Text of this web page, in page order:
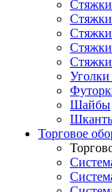
Шайбы
Торговое